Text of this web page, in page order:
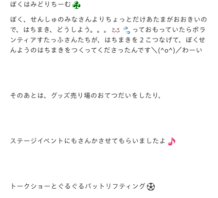
ぼくはみどりちーむ
ぼく、せんしゅのみなさんよりちょっとだけあたまがおおきいの
で、はちまき、どうしよう。。。
っておもっていたらボラ
ンティアすたっふさんたちが、はちまきを２こつなげて、ぼくせ
んようのはちまきをつくってくださったんです＼(^o^)／わーい
そのあとは、グッズ売り場のおてつだいをしたり、
ステージイベントにもさんかさせてもらいましたよ
トークショーとぐるぐるバットリフティング